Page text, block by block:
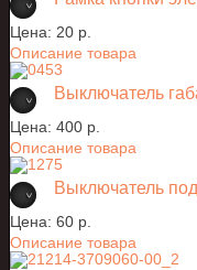
Цена: 20 p.
Описание товара
Выключатель
Цена: 400 p.
Описание товара
Выключатель
Цена: 60 p.
Описание товара